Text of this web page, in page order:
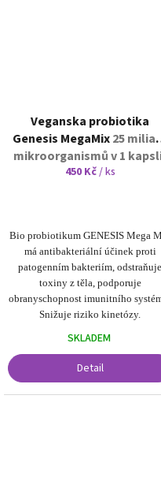
Veganska probiotika
Genesis MegaMix25
mikroorganismů v 1
vhodné pro osoby s alergií
450 Kč/ ks
Bio probiotikum GENESIS Mega
má antibakteriální účinek proti
patogenním bakteriím, odstraňuje
toxiny z těla, podporuje
obranyschopnost imunitního
Snižuje riziko kinetózy.
SKLADEM
Detail